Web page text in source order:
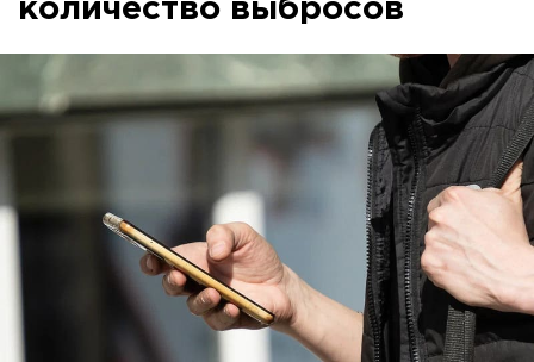
количество выбросов